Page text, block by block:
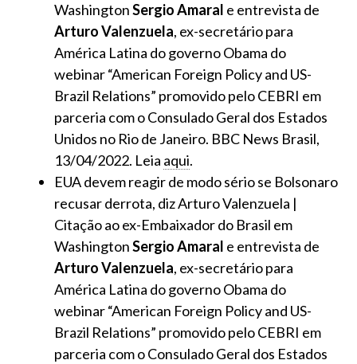
WashingtonSergio Amaral e entrevista de
Arturo Valenzuela, ex-secretário para
América Latina do governo Obama do
webinar “American Foreign Policy and US-
Brazil Relations” promovido pelo CEBRI em
parceria com o Consulado Geral dos Estados
Unidos no Rio de Janeiro. BBC News Brasil,
13/04/2022. Leia aqui.
EUA devem reagir de modo sério se Bolsonaro
recusar derrota, diz Arturo Valenzuela |
Citação ao ex-Embaixador do Brasil em
WashingtonSergio Amaral e entrevista de
Arturo Valenzuela, ex-secretário para
América Latina do governo Obama do
webinar “American Foreign Policy and US-
Brazil Relations” promovido pelo CEBRI em
parceria com o Consulado Geral dos Estados